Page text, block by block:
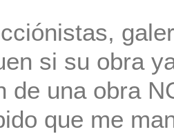
si su obra
de una obra
que me